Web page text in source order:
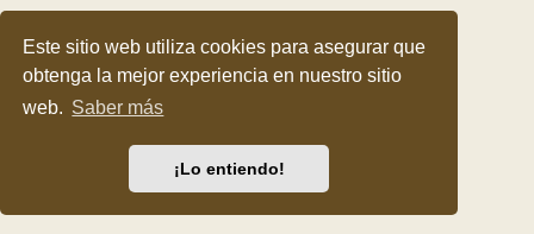
Este sitio web utiliza cookies para asegurar que
obtenga la mejor experiencia en nuestro sitio
web. Saber más
¡Lo entiendo!